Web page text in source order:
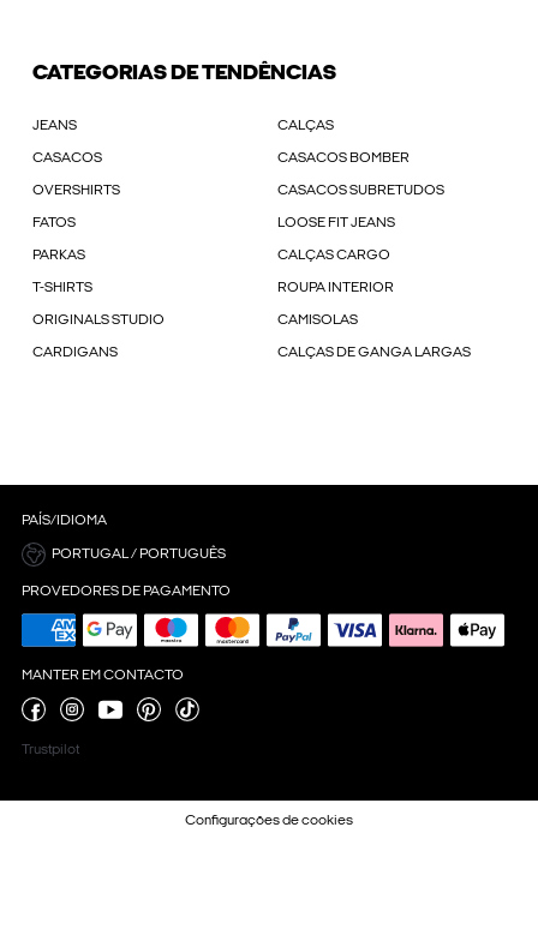
CATEGORIAS DE TENDÊNCIAS
JEANS CALÇAS
CASACOS CASACOS BOMBER
OVERSHIRTS CASACOS SUBRETUDOS
FATOS LOOSE FIT JEANS
PARKAS CALÇAS CARGO
T-SHIRTS ROUPA INTERIOR
ORIGINALS STUDIO CAMISOLAS
CARDIGANS CALÇAS DE GANGA LARGAS
PAÍS/IDIOMA
PORTUGAL / PORTUGUÊS
PROVEDORES DE PAGAMENTO
MANTER EM CONTACTO
Trustpilot
Configurações de cookies